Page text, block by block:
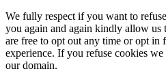
We fully respect if you want to
you again and again kindly allow us
are free to opt out any time or opt in
experience. If you refuse cookies
our domain.